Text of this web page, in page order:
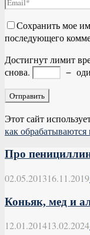
Сохранить мое
последующего
Достигнут лимит
снова.
−
Этот сайт
как
Про
02.05.201316.11.2019
Коньяк, мед и
12.01.201413.02.2024